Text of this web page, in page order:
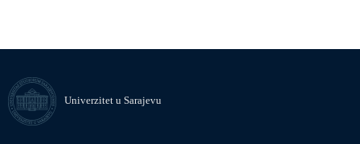
Univerzitet u Sarajevu